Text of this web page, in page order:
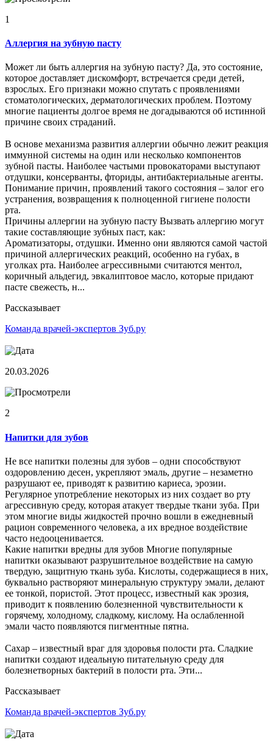
1
Аллергия на зубную пасту
Может ли быть аллергия на зубную пасту? Да, это состояние,
которое доставляет дискомфорт, встречается среди детей,
взрослых. Его признаки можно спутать с проявлениями
стоматологических, дерматологических проблем. Поэтому
многие пациенты долгое время не догадываются об истинной
причине своих страданий.
В основе механизма развития аллергии обычно лежит реакция
иммунной системы на один или несколько компонентов
зубной пасты. Наиболее частыми провокаторами выступают
отдушки, консерванты, фториды, антибактериальные агенты.
Понимание причин, проявлений такого состояния – залог его
устранения, возвращения к полноценной гигиене полости
рта.
Причины аллергии на зубную пасту Вызвать аллергию могут
такие составляющие зубных паст, как:
Ароматизаторы, отдушки. Именно они являются самой частой
причиной аллергических реакций, особенно на губах, в
уголках рта. Наиболее агрессивными считаются ментол,
коричный альдегид, эвкалиптовое масло, которые придают
пасте свежесть, н...
Рассказывает
Команда врачей-экспертов Зуб.ру
20.03.2026
2
Напитки для зубов
Не все напитки полезны для зубов – одни способствуют
оздоровлению десен, укрепляют эмаль, другие – незаметно
разрушают ее, приводят к развитию кариеса, эрозии.
Регулярное употребление некоторых из них создает во рту
агрессивную среду, которая атакует твердые ткани зуба. При
этом многие виды жидкостей прочно вошли в ежедневный
рацион современного человека, а их вредное воздействие
часто недооценивается.
Какие напитки вредны для зубов Многие популярные
напитки оказывают разрушительное воздействие на самую
твердую, защитную ткань зуба. Кислоты, содержащиеся в них,
буквально растворяют минеральную структуру эмали, делают
ее тонкой, пористой. Этот процесс, известный как эрозия,
приводит к появлению болезненной чувствительности к
горячему, холодному, сладкому, кислому. На ослабленной
эмали часто появляются пигментные пятна.
Сахар – известный враг для здоровья полости рта. Сладкие
напитки создают идеальную питательную среду для
болезнетворных бактерий в полости рта. Эти...
Рассказывает
Команда врачей-экспертов Зуб.ру